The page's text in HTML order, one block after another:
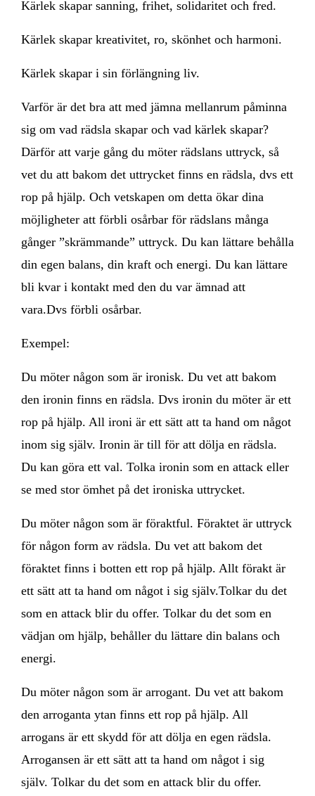
Kärlek skapar sanning, frihet, solidaritet och fred.
Kärlek skapar kreativitet, ro, skönhet och harmoni.
Kärlek skapar i sin förlängning liv.
Varför är det bra att med jämna mellanrum påminna
sig om vad rädsla skapar och vad kärlek skapar?
Därför att varje gång du möter rädslans uttryck, så
vet du att bakom det uttrycket finns en rädsla, dvs ett
rop på hjälp. Och vetskapen om detta ökar dina
möjligheter att förbli osårbar för rädslans många
gånger ”skrämmande” uttryck. Du kan lättare behålla
din egen balans, din kraft och energi. Du kan lättare
bli kvar i kontakt med den du var ämnad att
vara.Dvs förbli osårbar.
Exempel:
Du möter någon som är ironisk. Du vet att bakom
den ironin finns en rädsla. Dvs ironin du möter är ett
rop på hjälp. All ironi är ett sätt att ta hand om något
inom sig själv. Ironin är till för att dölja en rädsla.
Du kan göra ett val. Tolka ironin som en attack eller
se med stor ömhet på det ironiska uttrycket.
Du möter någon som är föraktful. Föraktet är uttryck
för någon form av rädsla. Du vet att bakom det
föraktet finns i botten ett rop på hjälp. Allt förakt är
ett sätt att ta hand om något i sig själv.Tolkar du det
som en attack blir du offer. Tolkar du det som en
vädjan om hjälp, behåller du lättare din balans och
energi.
Du möter någon som är arrogant. Du vet att bakom
den arroganta ytan finns ett rop på hjälp. All
arrogans är ett skydd för att dölja en egen rädsla.
Arrogansen är ett sätt att ta hand om något i sig
själv. Tolkar du det som en attack blir du offer.